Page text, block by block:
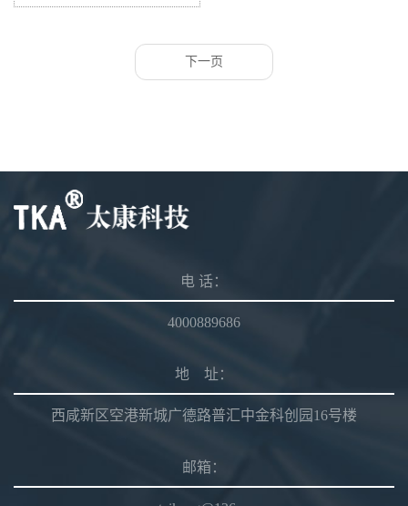
下一页
电 话：
4000889686
地 址：
西咸新区空港新城广德路普汇中金科创园16号楼
邮箱：